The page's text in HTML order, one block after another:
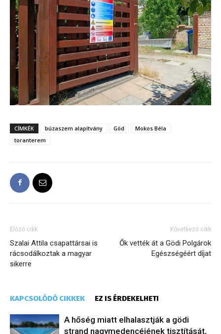
CÍMKÉK búzaszem alapítvány Göd
Mokos Béla
toranterem
Előző cikk
Szalai Attila csapattársai is
rácsodálkoztak a magyar
sikerre
Következő cikk
Ők vették át a Gödi Polgárok
Egészségéért díjat
KAPCSOLÓDÓ CIKKEK EZ IS ÉRDEKELHETI
A hőség miatt elhalasztják a gödi
strand nagymedencéjének tisztítását,